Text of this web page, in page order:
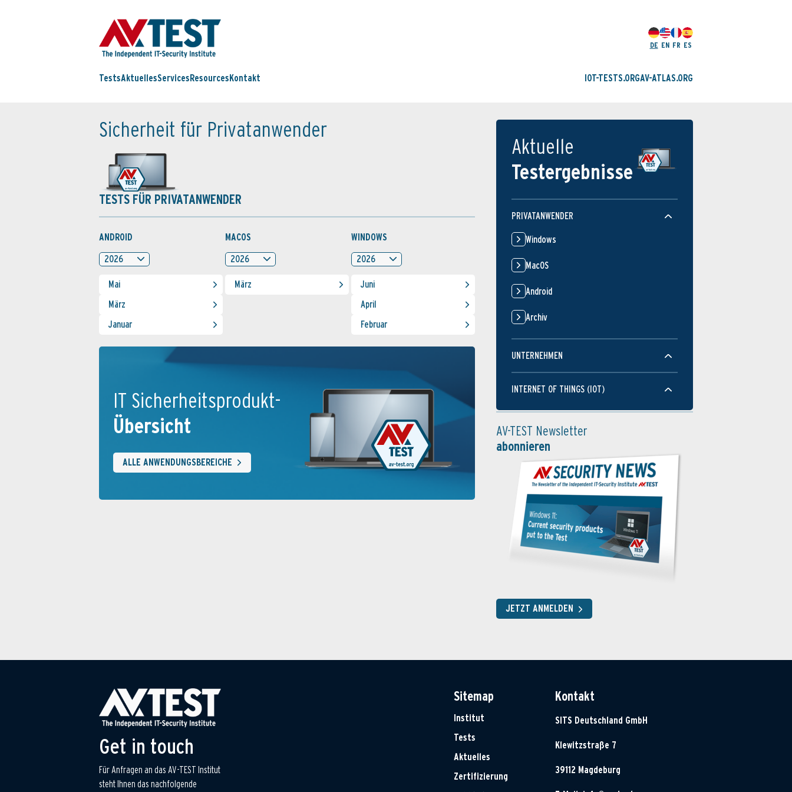
DE EN FR ES
TestsAktuellesServices Resources Kontakt IOT-TESTS.ORGAV-ATLAS.ORG
Sicherheit für Privatanwender
TESTS FÜR PRIVATANWENDER
ANDROID
2026
Mai
März
Januar
MACOS
2026
März
WINDOWS
2026
Juni
April
Februar
IT Sicherheits­produkt-
Übersicht
ALLE ANWENDUNGSBEREICHE
Aktuelle
Testergebnisse
PRIVATANWENDER
Windows
MacOS
Android
Archiv
UNTERNEHMEN
INTERNET OF THINGS (IOT)
AV-TEST Newsletter
abonnieren
JETZT ANMELDEN
Get in touch
Für Anfragen an das AV-TEST Institut
steht Ihnen das nachfolgende
Sitemap
Institut
Tests
Aktuelles
Zertifizierung
Kontakt
SITS Deutschland GmbH
Klewitzstraße 7
39112 Magdeburg